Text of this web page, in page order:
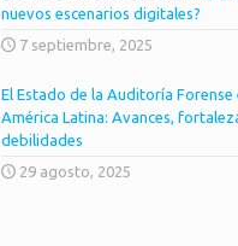
nuevos escenarios digitales?
7 septiembre, 2025
El Estado de la Auditoría Forense
América Latina: Avances,
debilidades
29 agosto, 2025